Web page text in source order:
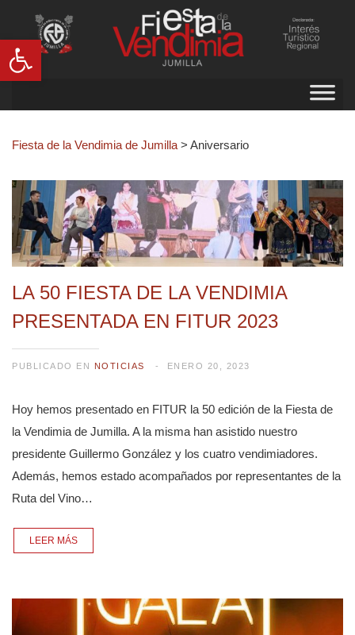
Abrir barra de herramientas
Fiesta de la Vendimia de Jumilla > Aniversario
LA 50 FIESTA DE LA VENDIMIA
PRESENTADA EN FITUR 2023
PUBLICADO EN NOTICIAS ENERO 20, 2023
Hoy hemos presentado en FITUR la 50 edición de la Fiesta de
la Vendimia de Jumilla. A la misma han asistido nuestro
presidente Guillermo González y los cuatro vendimiadores.
Además, hemos estado acompañados por representantes de la
Ruta del Vino…
LEER MÁS